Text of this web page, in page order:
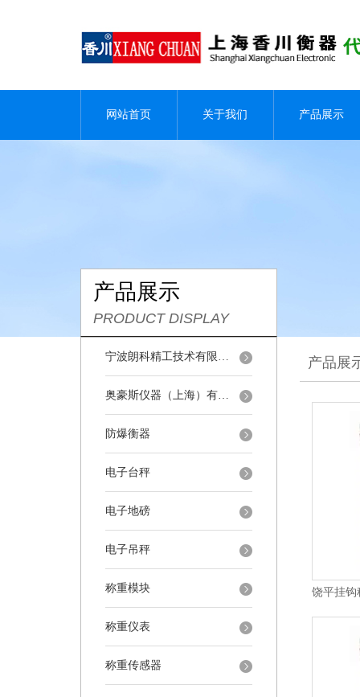
网站首页 关于我们 产品展示
产品展示
PRODUCT DISPLAY
宁波朗科精工技术有限公司
奥豪斯仪器（上海）有限公司
防爆衡器
电子台秤
电子地磅
电子吊秤
称重模块
称重仪表
称重传感器
产品展